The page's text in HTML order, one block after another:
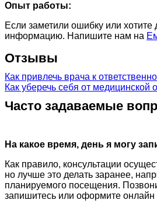
Опыт работы:
Если заметили ошибку или хотите
информацию. Напишите нам на
Отзывы
Как привлечь врача к
Как уберечь себя от медицинской
Часто задаваемые
На какое время, день я могу
Как правило, консультации
но лучше это делать заранее,
планируемого посещения.
запишитесь или оформите онлайн